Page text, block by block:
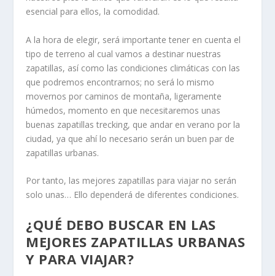
esencial para ellos, la comodidad.
A la hora de elegir, será importante tener en cuenta el
tipo de terreno al cual vamos a destinar nuestras
zapatillas, así como las condiciones climáticas con las
que podremos encontrarnos; no será lo mismo
movernos por caminos de montaña, ligeramente
húmedos, momento en que necesitaremos unas
buenas zapatillas trecking, que andar en verano por la
ciudad, ya que ahí lo necesario serán un buen par de
zapatillas urbanas.
Por tanto, las mejores zapatillas para viajar no serán
solo unas… Ello dependerá de diferentes condiciones.
¿QUÉ DEBO BUSCAR EN LAS
MEJORES ZAPATILLAS URBANAS
Y PARA VIAJAR?